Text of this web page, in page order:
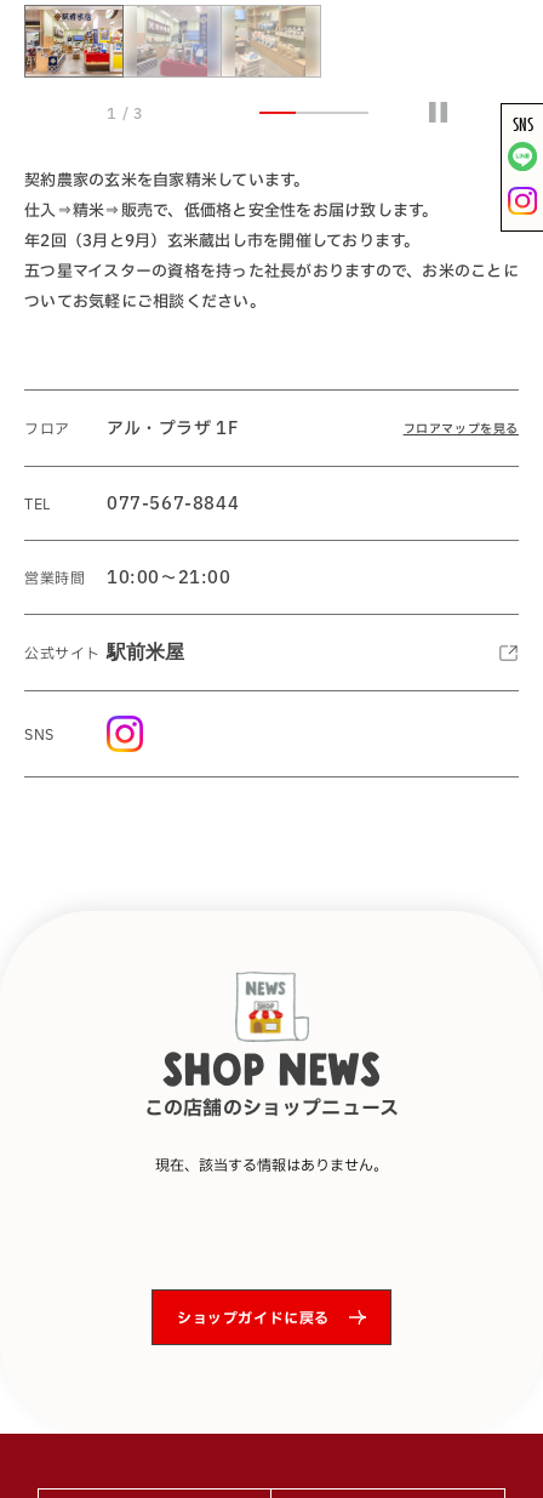
1 / 3
契約農家の玄米を自家精米しています。
仕入⇒精米⇒販売で、低価格と安全性をお届け致します。
年2回（3月と9月）玄米蔵出し市を開催しております。
五つ星マイスターの資格を持った社長がおりますので、お米のことに
ついてお気軽にご相談ください。
フロア アル・プラザ 1F フロアマップを見る
TEL 077-567-8844
営業時間 10:00～21:00
公式サイト 駅前米屋
SNS
SHOP NEWS
この店舗のショップニュース
現在、該当する情報はありません。
ショップガイドに戻る
SNS